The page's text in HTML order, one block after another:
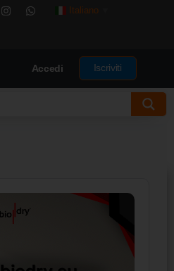
Italiano
Accedi Iscriviti